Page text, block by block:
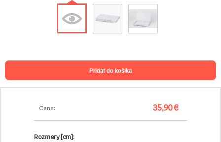
Cena: 35,90 €
Rozmery [cm]:
pridať do košíka